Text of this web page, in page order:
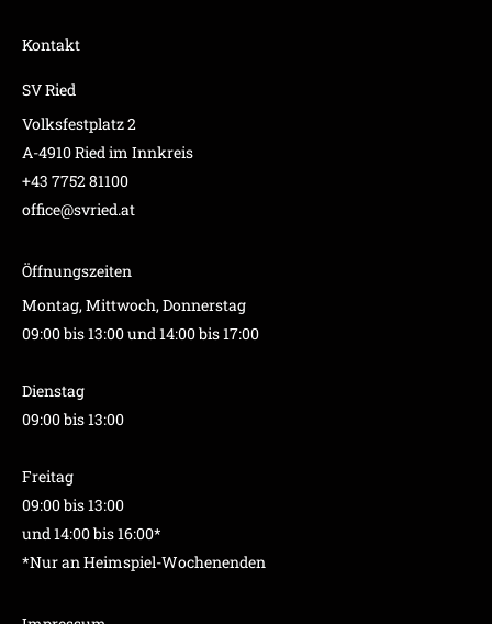
Kontakt
SV Ried
Volksfestplatz 2
A-4910 Ried im Innkreis
+43 7752 81100
office@svried.at
Öffnungszeiten
Montag, Mittwoch, Donnerstag
09:00 bis 13:00 und 14:00 bis 17:00
Dienstag
09:00 bis 13:00
Freitag
09:00 bis 13:00
und 14:00 bis 16:00*
*Nur an Heimspiel-Wochenenden